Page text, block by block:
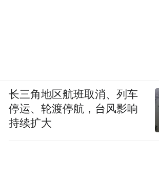
长三角地区航班取消、列车
停运、轮渡停航，台风影响
持续扩大